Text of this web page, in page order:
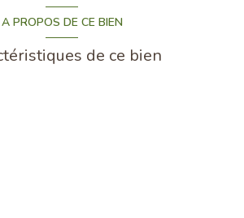
A PROPOS DE CE BIEN
de ce bien